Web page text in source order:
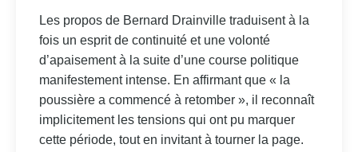
Les propos de Bernard Drainville traduisent à la
fois un esprit de continuité et une volonté
d’apaisement à la suite d’une course politique
manifestement intense. En affirmant que « la
poussière a commencé à retomber », il reconnaît
implicitement les tensions qui ont pu marquer
cette période, tout en invitant à tourner la page.